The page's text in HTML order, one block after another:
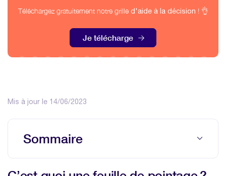
Mis à jour le 14/06/2023
Sommaire
Téléchargez gratuitement notre grille d'aide à la décision ! 👌
Je télécharge